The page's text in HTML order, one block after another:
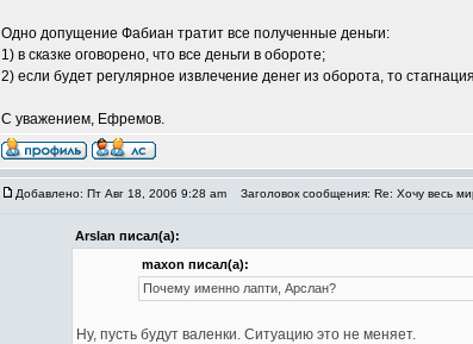
Одно допущение Фабиан тратит все полученные деньги:
1) в сказке оговорено, что все деньги в обороте;
2) если будет регулярное извлечение денег из оборота, то
С уважением, Ефремов.
Добавлено: Пт Авг 18, 2006 9:28 am Заголовок сообщения: Re: Хочу весь
Arslan писал(а):
maxon писал(а):
Почему именно лапти, Арслан?
Ну, пусть будут валенки. Ситуацию это не меняет.